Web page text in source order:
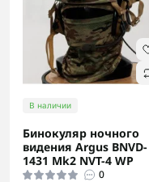
В наличии
Бинокуляр ночного
видения Argus BNVD-
1431 Mk2 NVT-4 WP
0